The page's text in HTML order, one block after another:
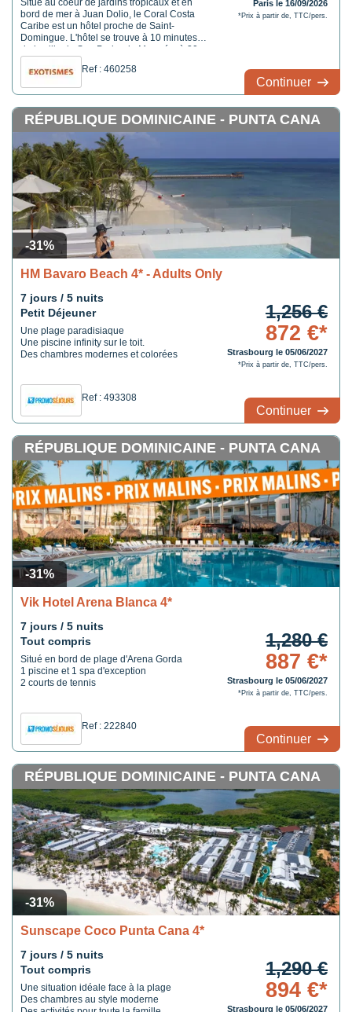
Situé au coeur de jardins tropicaux et en
bord de mer à Juan Dolio, le Coral Costa
Caribe est un hôtel proche de Saint-
Domingue. L'hôtel se trouve à 10 minutes
de la ville de San Pedro de Macorís , à 30
minutes de l'aéroport de La Romana et à 90
minutes de l'aéroport de Punta Cana .
HOTEL EN ...
Ref : 460258
Paris le 16/09/2026
*Prix à partir de, TTC/pers.
Continuer
-31%
RÉPUBLIQUE DOMINICAINE - PUNTA CANA
HM Bavaro Beach 4* - Adults Only
7 jours / 5 nuits
Petit Déjeuner
Une plage paradisiaque
Une piscine infinity sur le toit.
Des chambres modernes et colorées
Ref : 493308
1,256 €
872 €*
Strasbourg le 05/06/2027
*Prix à partir de, TTC/pers.
Continuer
-31%
RÉPUBLIQUE DOMINICAINE - PUNTA CANA
Vik Hotel Arena Blanca 4*
7 jours / 5 nuits
Tout compris
Situé en bord de plage d'Arena Gorda
1 piscine et 1 spa d'exception
2 courts de tennis
Ref : 222840
1,280 €
887 €*
Strasbourg le 05/06/2027
*Prix à partir de, TTC/pers.
Continuer
-31%
RÉPUBLIQUE DOMINICAINE - PUNTA CANA
Sunscape Coco Punta Cana 4*
7 jours / 5 nuits
Tout compris
Une situation idéale face à la plage
Des chambres au style moderne
1,290 €
894 €*
Strasbourg le 05/06/2027